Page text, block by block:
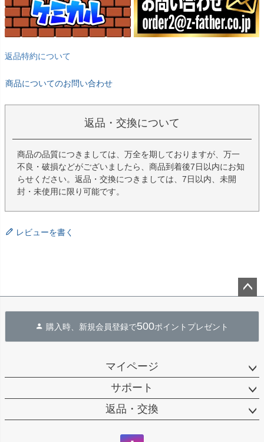
返品特約について
商品についてのお問い合わせ
返品・交換について
商品の品質につきましては、万全を期しておりますが、万一
不良・破損などがございましたら、商品到着後7日以内にお知
らせください。返品・交換につきましては、7日以内、未開
封・未使用に限り可能です。
レビューを書く
へ
購入時、新規会員登録で500ポイントプレゼント
マイページ
サポート
返品・交換